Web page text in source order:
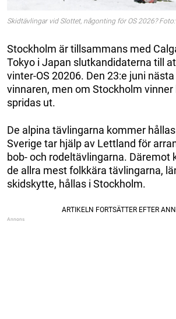
Skidtävlingar vid Slottet, någonting för OS 2026?
Stockholm är tillsammans med
Tokyo i Japan slutkandidaterna till
vinter-OS 20206. Den 23:e juni
vinnaren, men om Stockholm
spridas ut.
De alpina tävlingarna kommer
Sverige tar hjälp av Lettland för
bob- och rodeltävlingarna. Däremot
de allra mest folkkära tävlingarna,
skidskytte, hållas i Stockholm.